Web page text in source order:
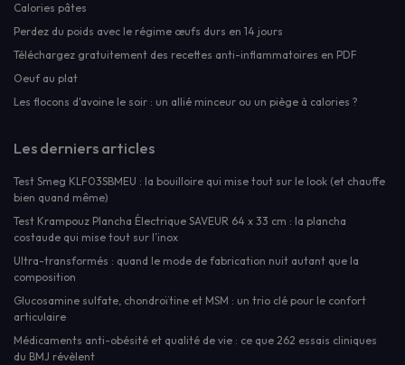
Calories pâtes
Perdez du poids avec le régime œufs durs en 14 jours
Téléchargez gratuitement des recettes anti-inflammatoires en PDF
Oeuf au plat
Les flocons d'avoine le soir : un allié minceur ou un piège à calories ?
Les derniers articles
Test Smeg KLF03SBMEU : la bouilloire qui mise tout sur le look (et chauffe
bien quand même)
Test Krampouz Plancha Électrique SAVEUR 64 x 33 cm : la plancha
costaude qui mise tout sur l’inox
Ultra-transformés : quand le mode de fabrication nuit autant que la
composition
Glucosamine sulfate, chondroïtine et MSM : un trio clé pour le confort
articulaire
Médicaments anti-obésité et qualité de vie : ce que 262 essais cliniques
du BMJ révèlent